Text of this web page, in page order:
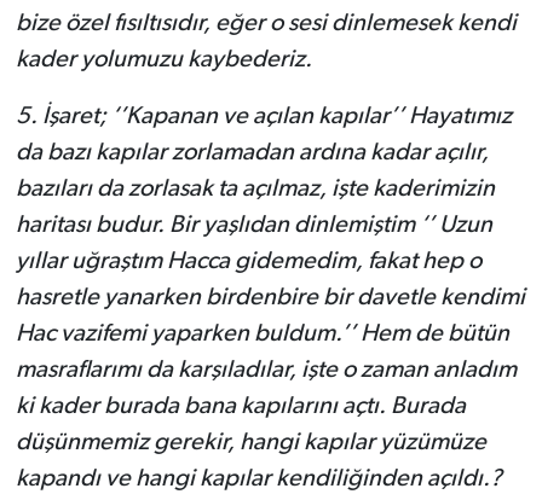
bize özel fısıltısıdır, eğer o sesi dinlemesek kendi
kader yolumuzu kaybederiz.
5. İşaret; ‘’Kapanan ve açılan kapılar’’ Hayatımız
da bazı kapılar zorlamadan ardına kadar açılır,
bazıları da zorlasak ta açılmaz, işte kaderimizin
haritası budur. Bir yaşlıdan dinlemiştim ‘’ Uzun
yıllar uğraştım Hacca gidemedim, fakat hep o
hasretle yanarken birdenbire bir davetle kendimi
Hac vazifemi yaparken buldum.’’ Hem de bütün
masraflarımı da karşıladılar, işte o zaman anladım
ki kader burada bana kapılarını açtı. Burada
düşünmemiz gerekir, hangi kapılar yüzümüze
kapandı ve hangi kapılar kendiliğinden açıldı.?